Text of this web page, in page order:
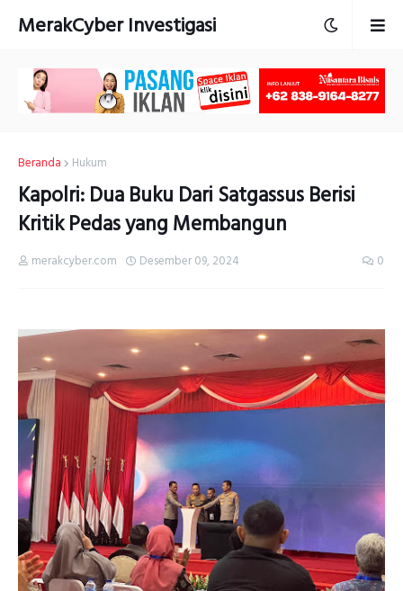
MerakCyber Investigasi
Beranda Hukum
Kapolri: Dua Buku Dari Satgassus Berisi
Kritik Pedas yang Membangun
merakcyber.com Desember 09, 2024 0